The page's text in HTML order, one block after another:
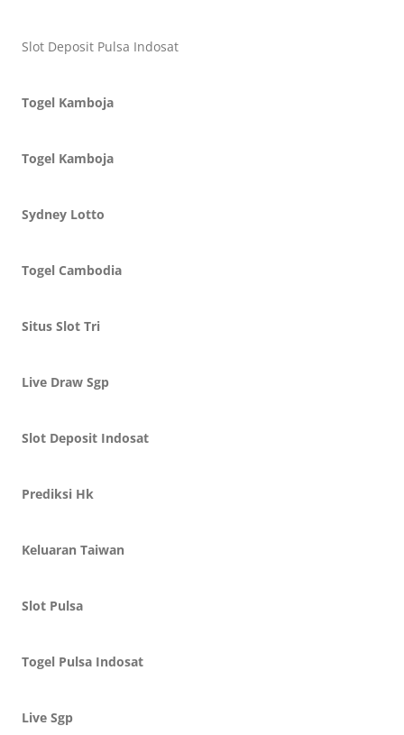
Slot Deposit Pulsa Indosat
Togel Kamboja
Togel Kamboja
Sydney Lotto
Togel Cambodia
Situs Slot Tri
Live Draw Sgp
Slot Deposit Indosat
Prediksi Hk
Keluaran Taiwan
Slot Pulsa
Togel Pulsa Indosat
Live Sgp